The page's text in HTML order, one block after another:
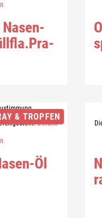
Na­sen­
& TROPFEN
Details
​Öl